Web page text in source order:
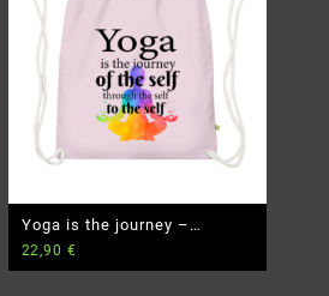
Yoga is the journey –
Premium Bio Turnbeutel
22,90 €